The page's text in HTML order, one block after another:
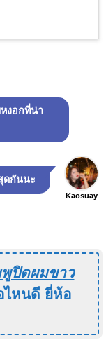
งอกที่น่า
Kaosuay
ดกันนะ
ปิดผมขาว
ไหนดี ยี่ห้อ